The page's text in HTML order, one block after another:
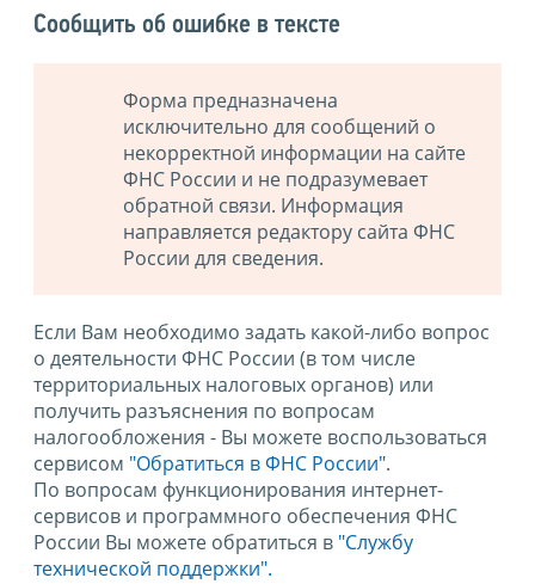
Сообщить об ошибке в тексте
Форма предназначена
исключительно для сообщений о
некорректной информации на сайте
ФНС России и не подразумевает
обратной связи. Информация
направляется редактору сайта ФНС
России для сведения.
Если Вам необходимо задать какой-либо вопрос
о деятельности ФНС России (в том числе
территориальных налоговых органов) или
получить разъяснения по вопросам
налогообложения - Вы можете воспользоваться
сервисом "Обратиться в ФНС России".
По вопросам функционирования интернет-
сервисов и программного обеспечения ФНС
России Вы можете обратиться в "Службу
технической поддержки".